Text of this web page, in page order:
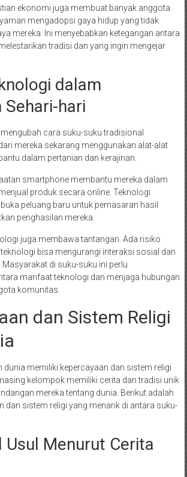
ekonomi juga membuat banyak anggota
mengadopsi gaya hidup yang tidak
mereka. Ini menyebabkan ketegangan antara
tradisi dan yang ingin mengejar
dalam
Sehari-hari
cara suku-suku tradisional
mereka sekarang menggunakan alat-alat
dalam pertanian dan kerajinan.
smartphone membantu mereka dalam
produk secara online. Teknologi
peluang baru untuk pemasaran hasil
penghasilan mereka.
juga membawa tantangan. Ada risiko
bisa mengurangi interaksi sosial dan
di suku-suku ini perlu
manfaat teknologi dan menjaga hubungan
komunitas.
dan Sistem Religi
dunia memiliki kepercayaan dan sistem religi
kelompok memiliki cerita dan tradisi unik
mereka tentang dunia. Berikut adalah
dan sistem religi yang menarik di antara suku-
Usul Menurut Cerita